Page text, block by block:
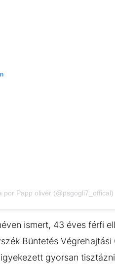
por Papp olivér (@psgogli7_offical)
ismert, 43 éves férfi
Büntetés
gyorsan